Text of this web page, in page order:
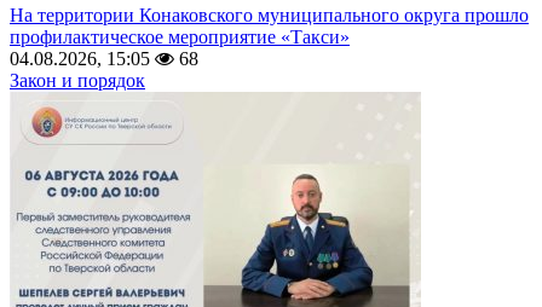
На территории Конаковского муниципального округа прошло
профилактическое мероприятие «Такси»
04.08.2026, 15:05
68
Закон и порядок